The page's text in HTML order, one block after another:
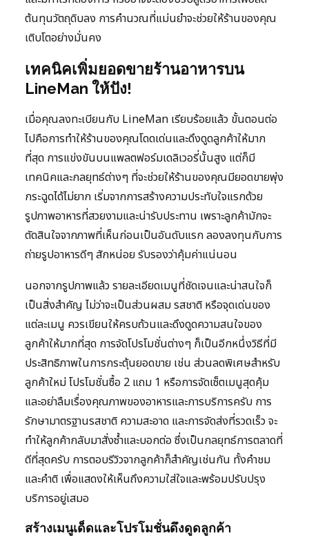
ต้นทุนวัตถุดิบลง การคำนวณที่แม่นยำจะช่วยให้ร้านของคุณ
เติบโตอย่างมั่นคง
เทคนิคเพิ่มยอดขายร้านอาหารบน
LineMan ให้ปัง!
เมื่อคุณลงทะเบียนกับ LineMan เรียบร้อยแล้ว ขั้นตอนต่อ
ไปคือการทำให้ร้านของคุณโดดเด่นและดึงดูดลูกค้าให้มาก
ที่สุด การแข่งขันบนแพลตฟอร์มเดลิเวอรี่นั้นสูง แต่ก็มี
เทคนิคและกลยุทธ์ต่างๆ ที่จะช่วยให้ร้านของคุณมียอดขายพุ่ง
กระฉูดได้ไม่ยาก เริ่มจากการสร้างความประทับใจแรกด้วย
รูปภาพอาหารที่สวยงามและน่ารับประทาน เพราะลูกค้ามักจะ
ตัดสินใจจากภาพที่เห็นก่อนเป็นอันดับแรก ลองลงทุนกับการ
ถ่ายรูปอาหารดีๆ สักหน่อย รับรองว่าคุ้มค่าแน่นอน
นอกจากรูปภาพแล้ว รายละเอียดเมนูที่ชัดเจนและน่าสนใจก็
เป็นสิ่งสำคัญ ไม่ว่าจะเป็นส่วนผสม รสชาติ หรือจุดเด่นของ
แต่ละเมนู ควรเขียนให้ครบถ้วนและดึงดูดความสนใจของ
ลูกค้าให้มากที่สุด การจัดโปรโมชั่นต่างๆ ก็เป็นอีกหนึ่งวิธีที่มี
ประสิทธิภาพในการกระตุ้นยอดขาย เช่น ส่วนลดพิเศษสำหรับ
ลูกค้าใหม่ โปรโมชั่นซื้อ 2 แถม 1 หรือการจัดเซ็ตเมนูสุดคุ้ม
และอย่าลืมเรื่องคุณภาพของอาหารและการบริการครับ การ
รักษามาตรฐานรสชาติ ความสะอาด และการจัดส่งที่รวดเร็ว จะ
ทำให้ลูกค้ากลับมาสั่งซ้ำและบอกต่อ ซึ่งเป็นกลยุทธ์การตลาดที่
ดีที่สุดครับ การตอบรีวิวจากลูกค้าก็สำคัญเช่นกัน ทั้งคำชม
และคำติ เพื่อแสดงให้เห็นถึงความใส่ใจและพร้อมปรับปรุง
บริการอยู่เสมอ
สร้างเมนูเด็ดและโปรโมชั่นดึงดูดลูกค้า